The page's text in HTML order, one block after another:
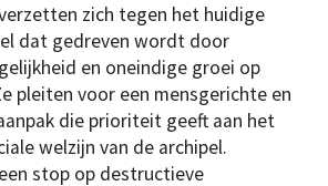
zich tegen het huidige
dat gedreven wordt door
en oneindige groei op
pleiten voor een mensgerichte en
die prioriteit geeft aan het
welzijn van de archipel.
stop op destructieve